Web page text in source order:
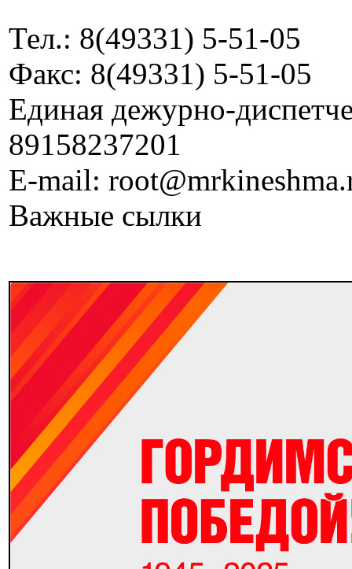
Тел.: 8(49331) 5-51-05
Факс: 8(49331) 5-51-05
Единая дежурно-
89158237201
E-mail:
Важные сылки